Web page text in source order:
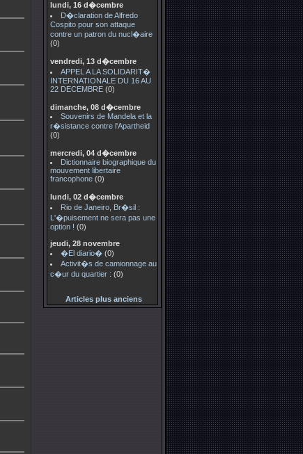
lundi, 16 d�cembre
D�claration de Alfredo
Cospito pour son attaque
contre un patron du nucl�aire
(0)
vendredi, 13 d�cembre
APPEL A LA SOLIDARIT�
INTERNATIONALE DU 16 AU
22 DECEMBRE (0)
dimanche, 08 d�cembre
Souvenirs de Mandela et la
r�sistance contre l'Apartheid
(0)
mercredi, 04 d�cembre
Dictionnaire biographique du
mouvement libertaire
francophone (0)
lundi, 02 d�cembre
Rio de Janeiro, Br�sil :
L'�puisement ne sera pas une
option ! (0)
jeudi, 28 novembre
�El diario� (0)
Activit�s de camionnage au
c�ur du quartier : (0)
Articles plus anciens